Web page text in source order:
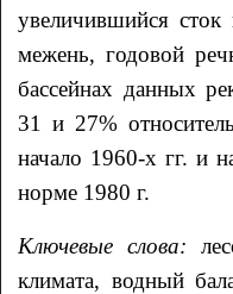
увеличившийся
межень, годовой
бассейнах данных
31 и 27%
начало 1960-х гг. и
норме 1980 г.
Ключевые слова:
климата, водный